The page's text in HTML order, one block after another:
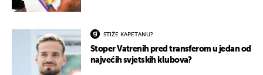
STIŽE KAPETANU?
Stoper Vatrenih pred transferom u jedan od
najvećih svjetskih klubova?